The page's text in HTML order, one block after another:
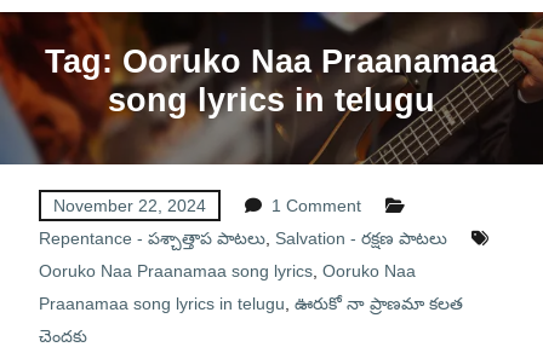
Tag: Ooruko Naa Praanamaa
song lyrics in telugu
November 22, 2024
1 Comment
Repentance - పశ్చాత్తాప పాటలు, Salvation - రక్షణ పాటలు
Ooruko Naa Praanamaa song lyrics, Ooruko Naa
Praanamaa song lyrics in telugu ఊరుకో నా ప్రాణమా కలత
చెందకు